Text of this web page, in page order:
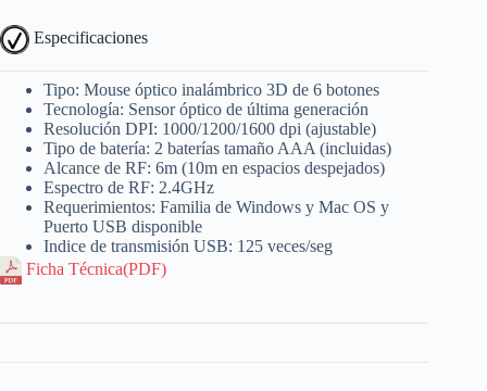
Especificaciones
Tipo: Mouse óptico inalámbrico 3D de 6 botones
Tecnología: Sensor óptico de última generación
Resolución DPI: 1000/1200/1600 dpi (ajustable)
Tipo de batería: 2 baterías tamaño AAA (incluidas)
Alcance de RF: 6m (10m en espacios despejados)
Espectro de RF: 2.4GHz
Requerimientos: Familia de Windows y Mac OS y
Puerto USB disponible
Indice de transmisión USB: 125 veces/seg
Ficha Técnica(PDF)